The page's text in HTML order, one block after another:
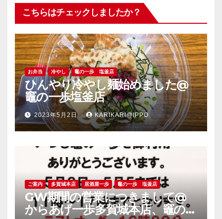
こちらはチェックしましたか？
お弁当 冷やし 竈の一歩 塩釜店
ひんやり冷やし麺始めました@
竈の一歩塩釜店
2023年5月2日 KARIKARI@IPPO
ご案内 多賀城本店 居酒屋一歩 竈の一歩 塩釜店
GW期間の営業につきまして@
からあげ一歩多賀城本店、竈の一